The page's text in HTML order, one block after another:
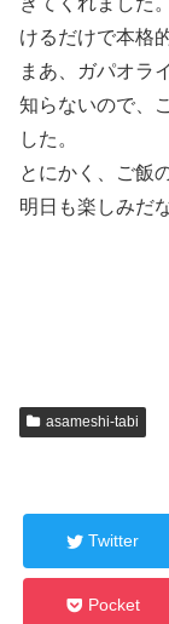
けるだけで本格
まあ、ガパオラ
知らないので、
した。
とにかく、ご飯
明日も楽しみだ
asameshi-tabi
Twitter
Pocket